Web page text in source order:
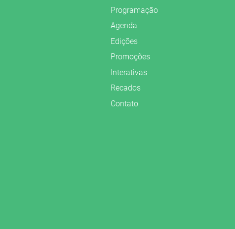
Programação
Agenda
Edições
Promoções
Interativas
Recados
Contato